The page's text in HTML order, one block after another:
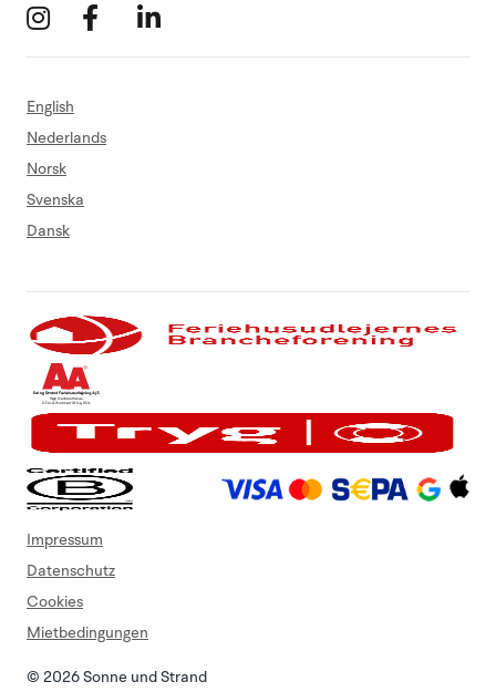
English
Nederlands
Norsk
Svenska
Dansk
© 2026 Sonne und Strand
Impressum
Datenschutz
Cookies
Mietbedingungen